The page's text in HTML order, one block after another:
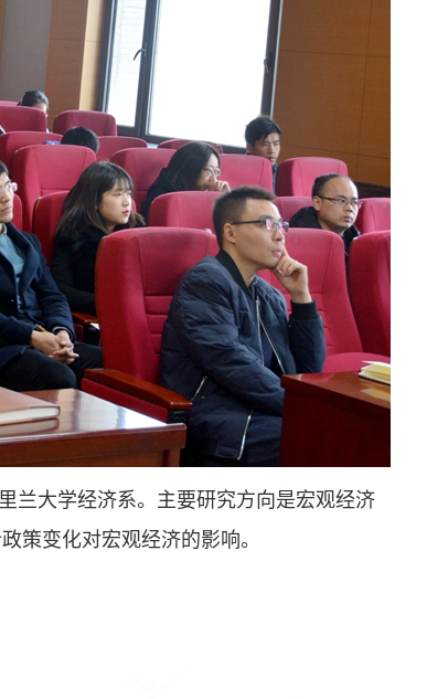
兰大学经济系。主要研究方向是宏观经济
策变化对宏观经济的影响。